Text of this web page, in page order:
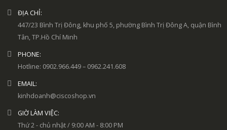
ĐỊA CHỈ:
447/23 Bình Trị Đông, khu phố 5, phường Bình Trị Đông A, quận Bình
Tân, TP.Hồ Chí Minh
PHONE:
Hotline: 0902.966.449 – 0962.241.608
EMAIL:
kinhdoanh@ciscoshop.vn
GIỜ LÀM VIỆC:
Thứ 2 - chủ nhật / 9:00 AM - 8:00 PM